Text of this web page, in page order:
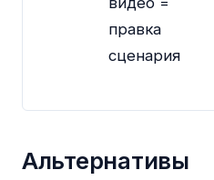
правка
сценария
Альтернативы